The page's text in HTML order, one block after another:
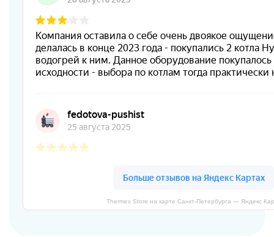
Thermex Store на карте Санкт‑Петербурга — Яндекс